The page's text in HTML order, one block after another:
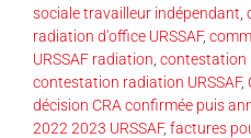
sociale travailleur indépendant
radiation d'office URSSAF,
URSSAF radiation contestation
contestation radiation URSSAF,
décision CRA confirmée puis
2022 2023 URSSAF, factures